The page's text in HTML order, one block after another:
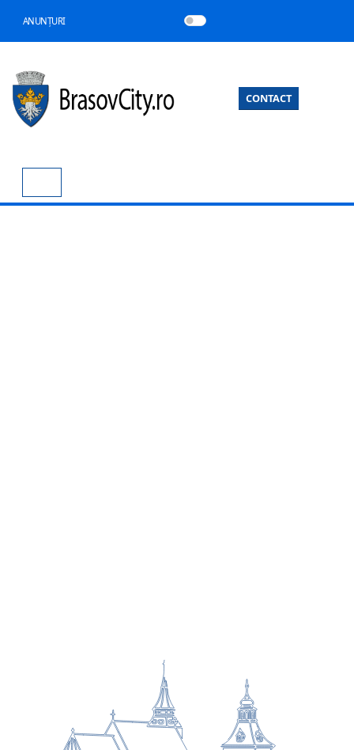
ANUNȚURI
CONTACT